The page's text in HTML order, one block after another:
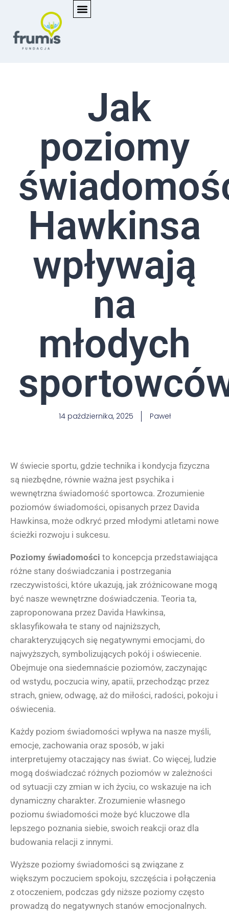
Jak
poziomy
Hawkinsa
wpływają
na
młodych
14 października, 2025 Paweł
W świecie sportu, gdzie technika i kondycja fizyczna
są niezbędne, równie ważna jest psychika i
wewnętrzna świadomość sportowca. Zrozumienie
poziomów świadomości, opisanych przez Davida
Hawkinsa, może odkryć przed młodymi atletami nowe
ścieżki rozwoju i sukcesu.
Poziomy świadomości to koncepcja przedstawiająca
różne stany doświadczania i postrzegania
rzeczywistości, które ukazują, jak zróżnicowane mogą
być nasze wewnętrzne doświadczenia. Teoria ta,
zaproponowana przez Davida Hawkinsa,
sklasyfikowała te stany od najniższych,
charakteryzujących się negatywnymi emocjami, do
najwyższych, symbolizujących pokój i oświecenie.
Obejmuje ona siedemnaście poziomów, zaczynając
od wstydu, poczucia winy, apatii, przechodząc przez
strach, gniew, odwagę, aż do miłości, radości, pokoju i
oświecenia.
Każdy poziom świadomości wpływa na nasze myśli,
emocje, zachowania oraz sposób, w jaki
interpretujemy otaczający nas świat. Co więcej, ludzie
mogą doświadczać różnych poziomów w zależności
od sytuacji czy zmian w ich życiu, co wskazuje na ich
dynamiczny charakter. Zrozumienie własnego
poziomu świadomości może być kluczowe dla
lepszego poznania siebie, swoich reakcji oraz dla
budowania relacji z innymi.
Wyższe poziomy świadomości są związane z
większym poczuciem spokoju, szczęścia i połączenia
z otoczeniem, podczas gdy niższe poziomy często
prowadzą do negatywnych stanów emocjonalnych.